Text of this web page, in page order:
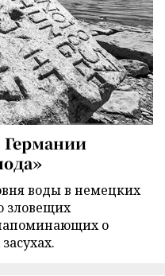
Германии
воды в немецких
зловещих
о